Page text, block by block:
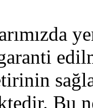
garanti
Bu